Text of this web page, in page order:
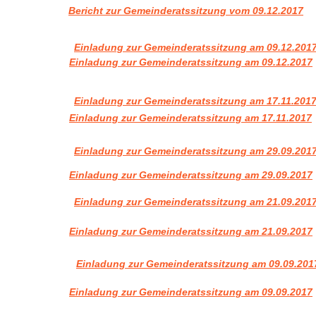
Einladung zur Gemeinderatssitzung am 09.09.2017
Einladung zur Gemeinderatssitzung am 21.09.2017
Einladung zur Gemeinderatssitzung am 29.09.2017
Einladung zur Gemeinderatssitzung am 17.11.2017
Einladung zur Gemeinderatssitzung am 09.12.2017
Bericht zur Gemeinderatssitzung vom 09.12.2017
Einladung zur Gemeinderatssitzung am
Einladung zur Gemeinderatssitzung am
Einladung zur Gemeinderatssitzung am
Einladung zur Gemeinderatssitzung am 17.11.2017
Einladung zur Gemeinderatssitzung am